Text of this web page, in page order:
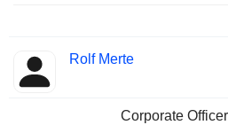
Rolf Merte
Corporate